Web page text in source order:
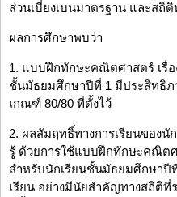
ส่วนเบี่ยงเบนมาตรฐาน และสถิ
ผลการศึกษาพบว่า
1. แบบฝึกทักษะคณิตศาสตร์ เรื่
ชั้นมัธยมศึกษาปีที่ 1 มีประสิทธิภ
เกณฑ์ 80/80 ที่ตั้งไว้
2. ผลสัมฤทธิ์ทางการเรียนของนั
รู้ ด้วยการใช้แบบฝึกทักษะคณิตศ
สำหรับนักเรียนชั้นมัธยมศึกษาปี
เรียน อย่างมีนัยสำคัญทางสถิติ